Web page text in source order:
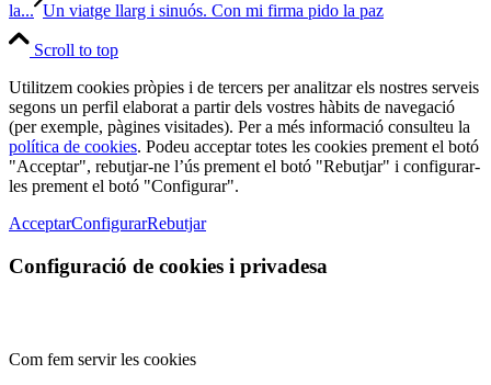
la... Un viatge llarg i sinuós. Con mi firma pido la paz
Scroll to top
Utilitzem cookies pròpies i de tercers per analitzar els nostres serveis
segons un perfil elaborat a partir dels vostres hàbits de navegació
(per exemple, pàgines visitades). Per a més informació consulteu la
política de cookies. Podeu acceptar totes les cookies prement el botó
"Acceptar", rebutjar-ne l’ús prement el botó "Rebutjar" i configurar-
les prement el botó "Configurar".
AcceptarConfigurarRebutjar
Configuració de cookies i privadesa
Com fem servir les cookies